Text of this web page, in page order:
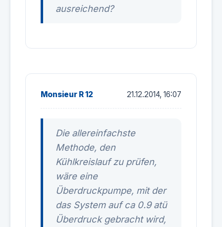
ausreichend?
Monsieur R 12 21.12.2014, 16:07
Die allereinfachste
Methode, den
Kühlkreislauf zu prüfen,
wäre eine
Überdruckpumpe, mit der
das System auf ca 0.9 atü
Überdruck gebracht wird,